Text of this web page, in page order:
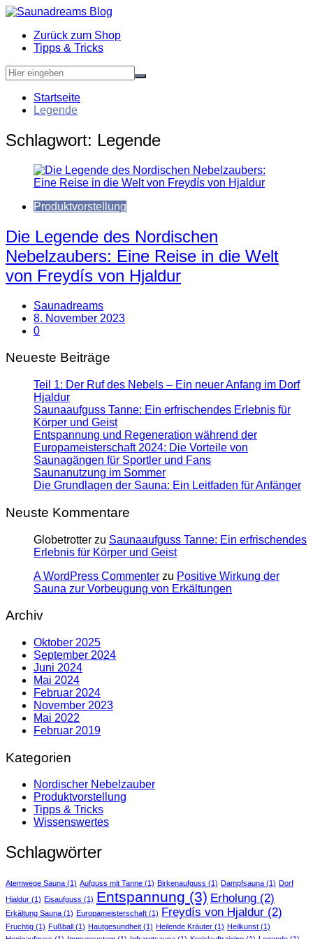
Zum
springenZurück zum Shop
Tipps & Tricks
Startseite
Legende
Schlagwort: Legende
Produktvorstellung
Die Legende des Nordischen
Nebelzaubers: Eine Reise in die Welt
von Freydís von Hjaldur
Saunadreams
8. November 2023
0
Neueste Beiträge
Teil 1: Der Ruf des Nebels – Ein neuer Anfang im Dorf
Hjaldur
Saunaaufguss Tanne: Ein erfrischendes Erlebnis für
Körper und Geist
Entspannung und Regeneration während der
Europameisterschaft 2024: Die Vorteile von
Saunagängen für Sportler und Fans
Saunanutzung im Sommer
Die Grundlagen der Sauna: Ein Leitfaden für Anfänger
Neuste Kommentare
Globetrotter zu Saunaaufguss Tanne: Ein erfrischendes
Erlebnis für Körper und Geist
A WordPress Commenter zu Positive Wirkung der
Sauna zur Vorbeugung von Erkältungen
Archiv
Oktober 2025
September 2024
Juni 2024
Mai 2024
Februar 2024
November 2023
Mai 2022
Februar 2019
Kategorien
Nordischer Nebelzauber
Produktvorstellung
Tipps & Tricks
Wissenswertes
Schlagwörter
Atemwege Sauna (1) Aufguss mit Tanne (1) Birkenaufguss (1) Dampfsauna (1) Dorf
Hjaldur (1) Eisaufguss (1) Entspannung (3) Erholung (2)
Erkältung Sauna (1) Europameisterschaft (1) Freydís von Hjaldur (2)
Fruchtig (1) Fußball (1) Hautgesundheit (1) Heilende Kräuter (1) Heilkunst (1)